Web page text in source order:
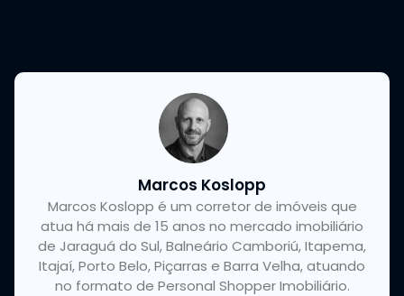
Marcos Koslopp
Marcos Koslopp é um corretor de imóveis que
atua há mais de 15 anos no mercado imobiliário
de Jaraguá do Sul, Balneário Camboriú, Itapema,
Itajaí, Porto Belo, Piçarras e Barra Velha, atuando
no formato de Personal Shopper Imobiliário.